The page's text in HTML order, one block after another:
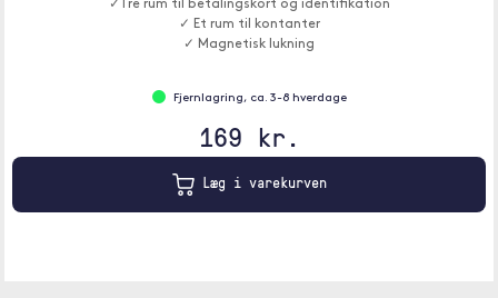
✓Tre rum til betalingskort og identifikation
✓ Et rum til kontanter
✓ Magnetisk lukning
Fjernlagring, ca. 3-8 hverdage
169 kr.
Læg i varekurven